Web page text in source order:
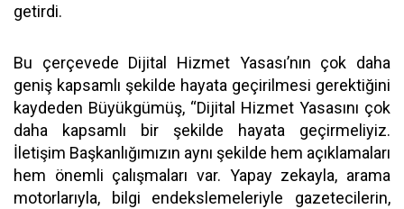
getirdi.
Bu çerçevede Dijital Hizmet Yasası’nın çok daha
geniş kapsamlı şekilde hayata geçirilmesi gerektiğini
kaydeden Büyükgümüş, “Dijital Hizmet Yasasını çok
daha kapsamlı bir şekilde hayata geçirmeliyiz.
İletişim Başkanlığımızın aynı şekilde hem açıklamaları
hem önemli çalışmaları var. Yapay zekayla, arama
motorlarıyla, bilgi endekslemeleriyle gazetecilerin,